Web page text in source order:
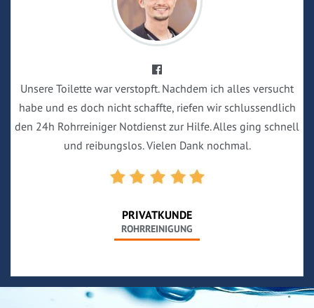
Unsere Toilette war verstopft. Nachdem ich alles versucht
habe und es doch nicht schaffte, riefen wir schlussendlich
den 24h Rohrreiniger Notdienst zur Hilfe. Alles ging schnell
und reibungslos. Vielen Dank nochmal.
PRIVATKUNDE
ROHRREINIGUNG